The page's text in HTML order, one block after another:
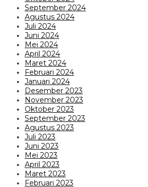
September 2024
Agustus 2024
Juli 2024
Juni 2024
Mei 2024
April 2024
Maret 2024
Februari 2024
Januari 2024
Desember 2023
November 2023
Oktober 2023
September 2023
Agustus 2023
Juli 2023
Juni 2023
Mei 2023
April 2023
Maret 2023
Februari 2023